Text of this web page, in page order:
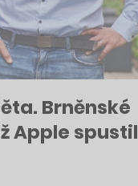
Brněnské
Apple spustil